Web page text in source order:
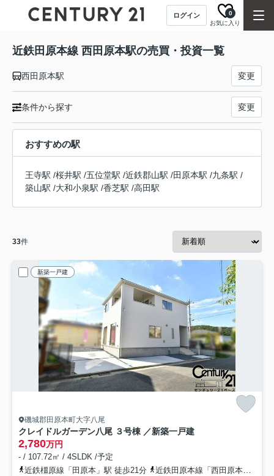
ログイン
お気に入り
0
近鉄田原本線 西田原本駅の売買・投資一覧
西田原本駅 変更
条件から探す 変更
おすすめの駅
王寺駅 /桜井駅 /五位堂駅 /近鉄郡山駅 /田原本駅 /九条駅 /
築山駅 /大和小泉駅 /香芝駅 /高田駅
33件
新築一戸建
磯城郡田原本町大字八尾
クレイドルガーデン八尾 ３号棟 ／新築一戸建
2,780万円
- / 107.72㎡ / 4SLDK /予定
近鉄橿原線「田原本」駅 徒歩21分
近鉄田原本線「西田原本」駅 徒歩20分